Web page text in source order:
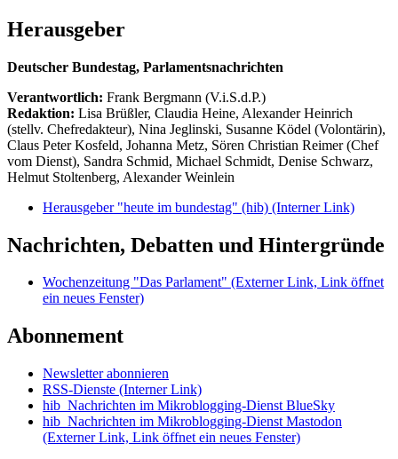
Herausgeber
Deutscher Bundestag, Parlamentsnachrichten
Verantwortlich: Frank Bergmann (V.i.S.d.P.)
Redaktion: Lisa Brüßler, Claudia Heine, Alexander Heinrich
(stellv. Chefredakteur), Nina Jeglinski, Susanne Ködel (Volontärin),
Claus Peter Kosfeld, Johanna Metz, Sören Christian Reimer (Chef
vom Dienst), Sandra Schmid, Michael Schmidt, Denise Schwarz,
Helmut Stoltenberg, Alexander Weinlein
Herausgeber "heute im bundestag" (hib) (Interner Link)
Nachrichten, Debatten und Hintergründe
Wochenzeitung "Das Parlament" (Externer Link, Link öffnet
ein neues Fenster)
Abonnement
Newsletter abonnieren
RSS-Dienste (Interner Link)
hib_Nachrichten im Mikroblogging-Dienst BlueSky
hib_Nachrichten im Mikroblogging-Dienst Mastodon
(Externer Link, Link öffnet ein neues Fenster)